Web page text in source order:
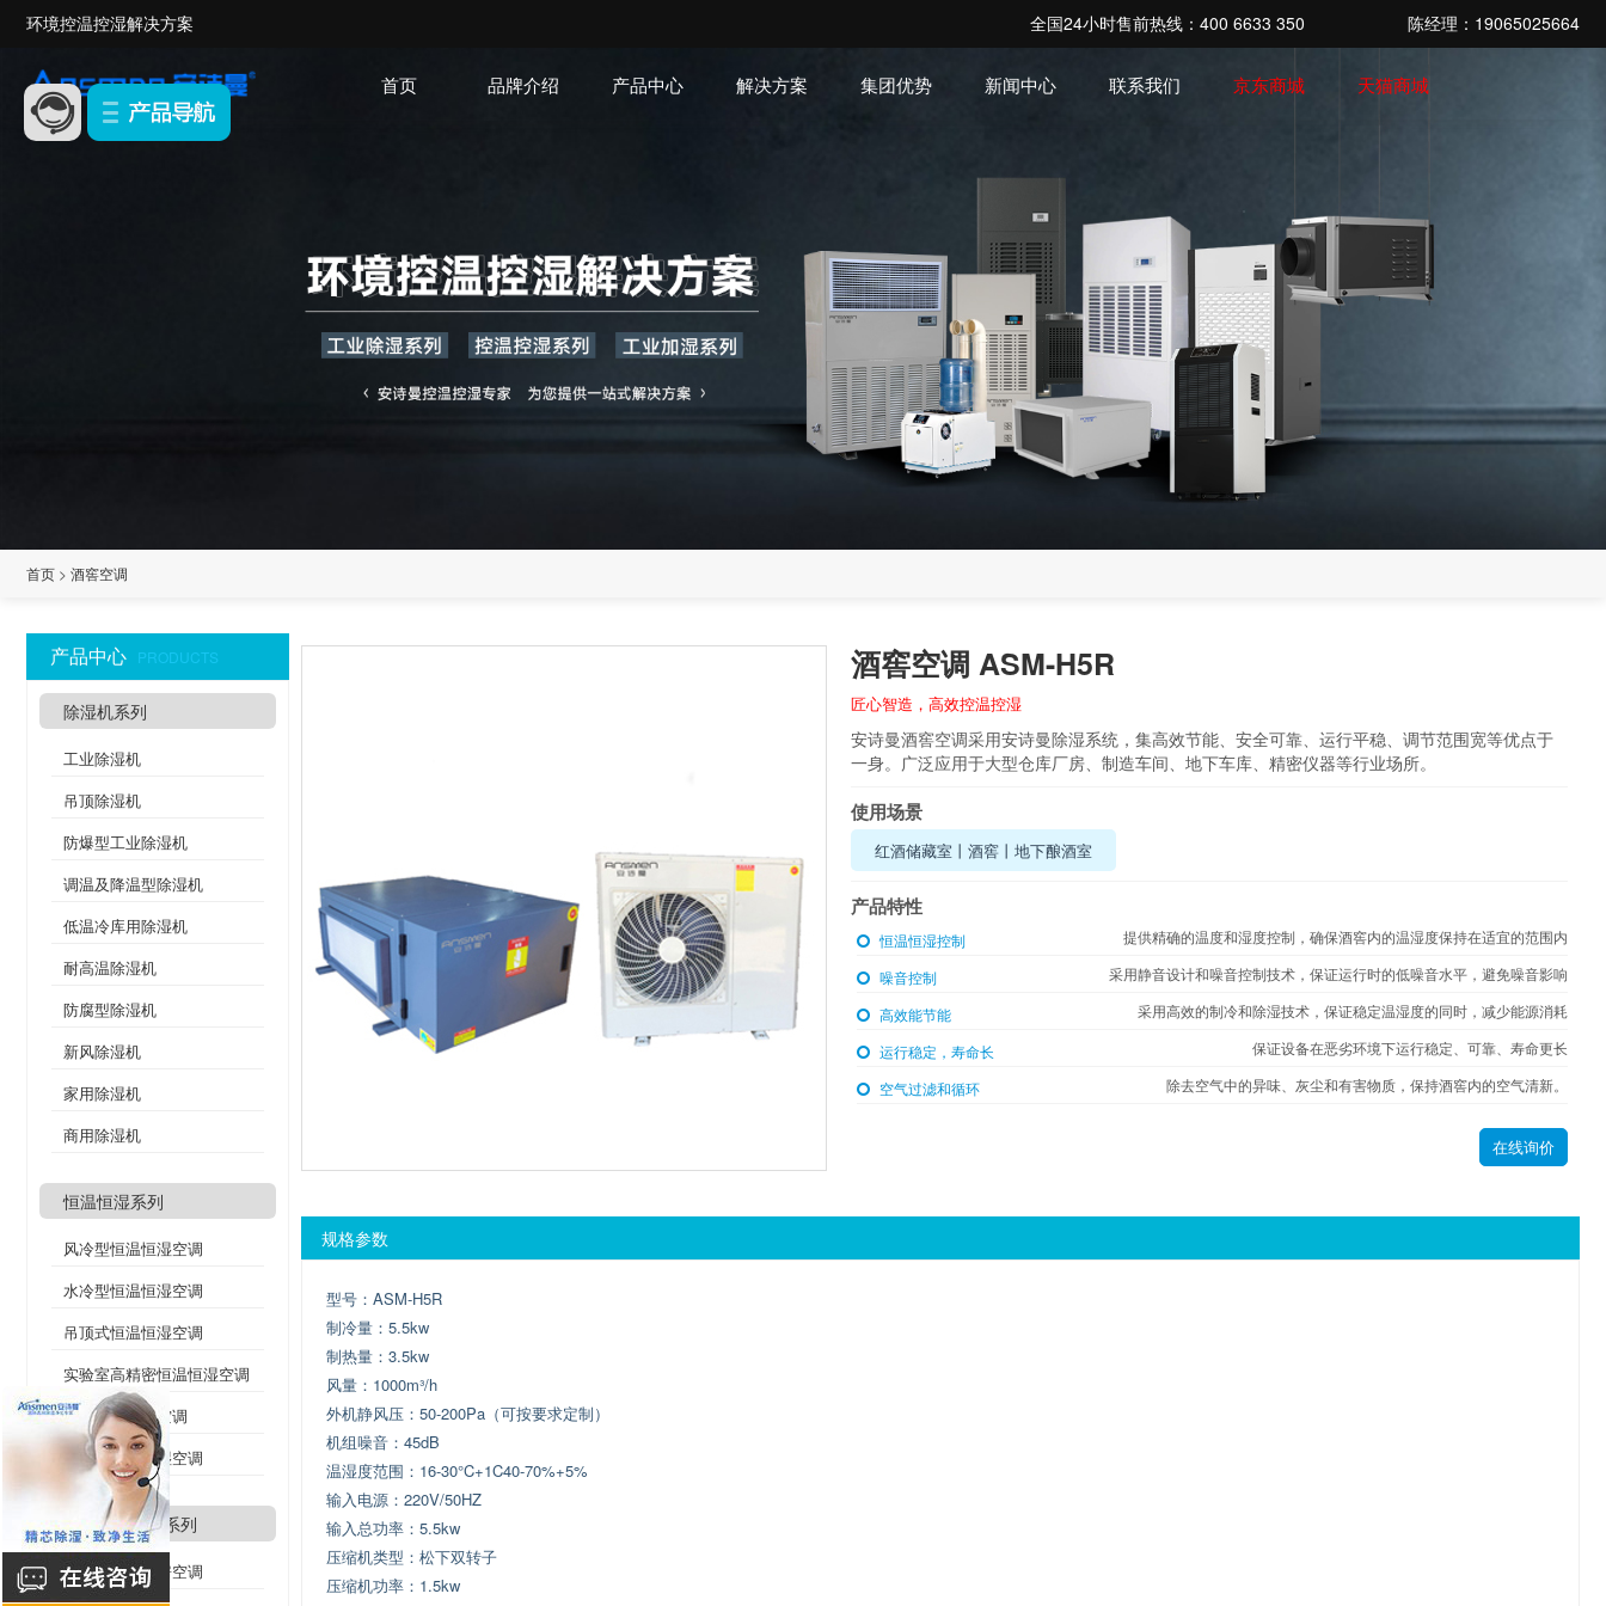
环境控温控湿解决方案 全国24小时售前热线：400 6633 350 陈经理：19065025664
首页 品牌介绍 产品中心
除湿机系列
解决方案 集团优势 新闻中心 联系我们 京东商城 天猫商城
首页 > 酒窖空调
产品中心 PRODUCTS
除湿机系列
工业除湿机
吊顶除湿机
防爆型工业除湿机
调温及降温型除湿机
低温冷库用除湿机
耐高温除湿机
防腐型除湿机
新风除湿机
家用除湿机
商用除湿机
恒温恒湿系列
风冷型恒温恒湿空调
水冷型恒温恒湿空调
吊顶式恒温恒湿空调
实验室高精密恒温恒湿空调
酒窖恒温恒湿空调
双冷源恒温恒湿空调
精密机房空调系列
风冷式精密机房空调
酒窖空调 ASM-H5R
匠心智造，高效控温控湿
安诗曼酒窖空调采用安诗曼除湿系统，集高效节能、安全可靠、运行平稳、调节范围宽等优点于
一身。广泛应用于大型仓库厂房、制造车间、地下车库、精密仪器等行业场所。
使用场景
红酒储藏室丨酒窖丨地下酿酒室
产品特性
恒温恒湿控制
提供精确的温度和湿度控制，确保酒窖内的温湿度保持在适宜的范围内
噪音控制
采用静音设计和噪音控制技术，保证运行时的低噪音水平，避免噪音影响
高效能节能
采用高效的制冷和除湿技术，保证稳定温湿度的同时，减少能源消耗
运行稳定，寿命长
保证设备在恶劣环境下运行稳定、可靠、寿命更长
空气过滤和循环
除去空气中的异味、灰尘和有害物质，保持酒窖内的空气清新。
在线询价
规格参数
型号：ASM-H5R
制冷量：5.5kw
制热量：3.5kw
风量：1000m³/h
外机静风压：50-200Pa（可按要求定制）
机组噪音：45dB
温湿度范围：16-30°C+1C40-70%+5%
输入电源：220V/50HZ
输入总功率：5.5kw
压缩机类型：松下双转子
压缩机功率：1.5kw